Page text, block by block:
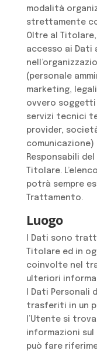
modalità
strettamente
Oltre al
accesso ai
(personale
marketing,
ovvero
servizi tecnici
provider,
comunicazione)
Responsabili
Titolare.
potrà sempre
Trattamento.
Luogo
I Dati sono
Titolare ed in
coinvolte nel
ulteriori
I Dati Personali
trasferiti in un
l’Utente si
informazioni
può fare